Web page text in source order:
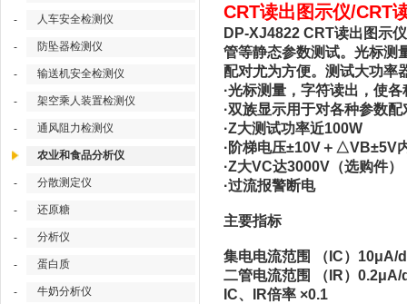
- 人车安全检测仪
- 防坠器检测仪
- 输送机安全检测仪
- 架空乘人装置检测仪
- 通风阻力检测仪
农业和食品分析仪
- 分散测定仪
- 还原糖
- 分析仪
- 蛋白质
- 牛奶分析仪
CRT读出图示仪/CRT
DP-XJ4822 CRT读出图示
管等静态参数测试。光标测
配对尤为方便。测试大功率
·光标测量，字符读出，使
·双族显示用于对各种参数配
·Z大测试功率近100W
·阶梯电压±10V＋△VB±5V
·Z大VC达3000V（选购件）
·过流报警断电
主要指标
集电电流范围 （IC）10μA/
二管电流范围 （IR）
IC、IR倍率 ×0.1